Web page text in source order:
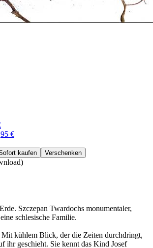
€
kaufen Verschenken
Szczepan Twardochs monumentaler,
schlesische Familie.
kühlem Blick, der die Zeiten durchdringt,
ihr geschieht. Sie kennt das Kind Josef